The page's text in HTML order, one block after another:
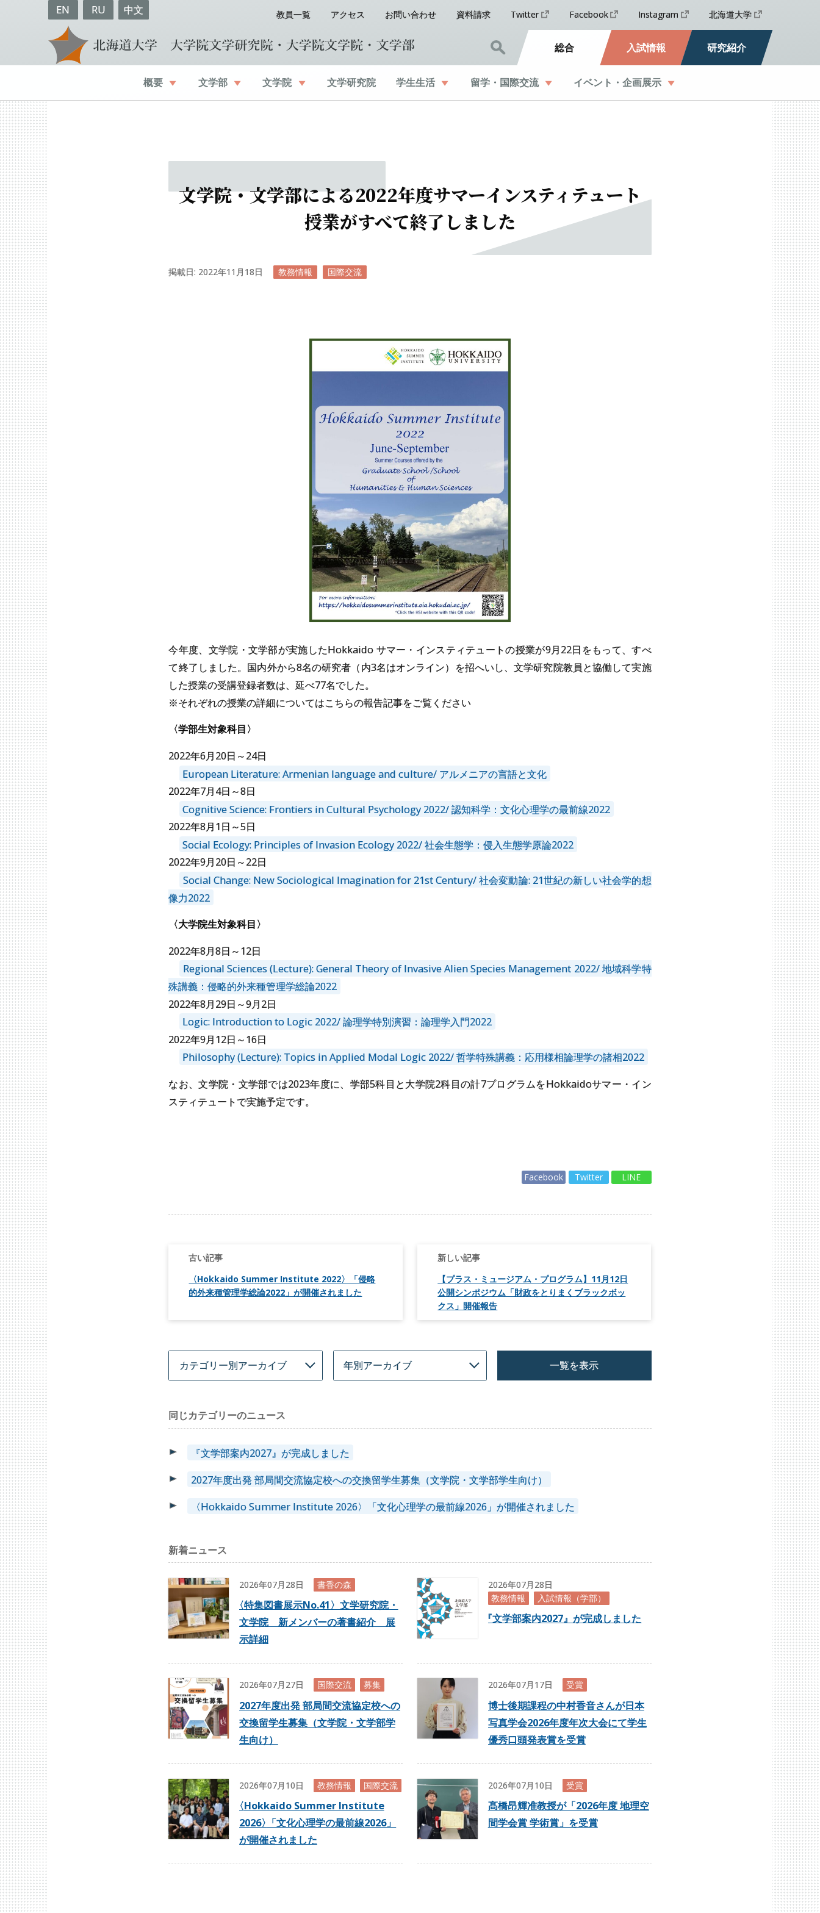
EN RU 中文 教員一覧 アクセス お問い合わせ 資料請求 Twitter Facebook Instagram 北海道大学
総合 入試情報 研究紹介
概要 文学部 文学院 文学研究院 学生生活 留学・ 国際交流 イベント ・企画展示
文学院・文学部による2022年度サマーインスティテュート
授業がすべて終了しました
掲載日: 2022年11月18日 教務情報 国際交流
今年度、文学院・文学部が実施したHokkaido サマー・インスティテュートの授業が9月22日をもって、すべ
て終了しました。国内外から8名の研究者（内3名はオンライン）を招へいし、文学研究院教員と協働して実施
した授業の受講登録者数は、延べ77名でした。
※それぞれの授業の詳細についてはこちらの報告記事をご覧ください
〈学部生対象科目〉
2022年6月20日～24日
European Literature: Armenian language and culture/ アルメニアの言語と文化
2022年7月4日～8日
Cognitive Science: Frontiers in Cultural Psychology 2022/ 認知科学：文化心理学の最前線2022
2022年8月1日～5日
Social Ecology: Principles of Invasion Ecology 2022/ 社会生態学：侵入生態学原論2022
2022年9月20日～22日
Social Change: New Sociological Imagination for 21st Century/ 社会変動論: 21世紀の新しい社会学的想
像力2022
〈大学院生対象科目〉
2022年8月8日～12日
Regional Sciences (Lecture): General Theory of Invasive Alien Species Management 2022/ 地域科学特
殊講義：侵略的外来種管理学総論2022
2022年8月29日～9月2日
Logic: Introduction to Logic 2022/ 論理学特別演習：論理学入門2022
2022年9月12日～16日
Philosophy (Lecture): Topics in Applied Modal Logic 2022/ 哲学特殊講義：応用様相論理学の諸相2022
なお、文学院・文学部では2023年度に、学部5科目と大学院2科目の計7プログラムをHokkaidoサマー・イン
スティテュートで実施予定です。
Facebook Twitter LINE
ョ
〈Hokkaido Summer Institute 2022〉「侵略
的外来種管理学総論2022」が開催されました
【プラス・ミュージアム・プログラム】11月12日
公開シンポジウム「財政をとりまくブラックボッ
クス」開催報告
一覧を表示
同じカテゴリーのニュース
『文学部案内2027』が完成しました
2027年度出発 部局間交流協定校への交換留学生募集（文学院・文学部学生向け）
〈Hokkaido Summer Institute 2026〉「文化心理学の最前線2026」が開催されました
新着ニュース
2026年07月28日 書香の森
〈特集図書展示No.41〉文学研究院・
文学院 新メンバーの著書紹介 展
示詳細
2026年07月28日
教務情報
入試情報（学部）
『文学部案内2027』が完成しました
2026年07月27日 国際交流 募集
2027年度出発 部局間交流協定校への
交換留学生募集（文学院・文学部学
生向け）
2026年07月17日 受賞
博士後期課程の中村香音さんが日本
写真学会2026年度年次大会にて学生
優秀口頭発表賞を受賞
2026年07月10日 教務情報 国際交流
〈Hokkaido Summer Institute
2026〉 「文化心理学の最前線2026」
が開催されました
2026年07月10日 受賞
髙橋昂輝准教授が「2026年度 地理空
間学会賞 学術賞」を受賞